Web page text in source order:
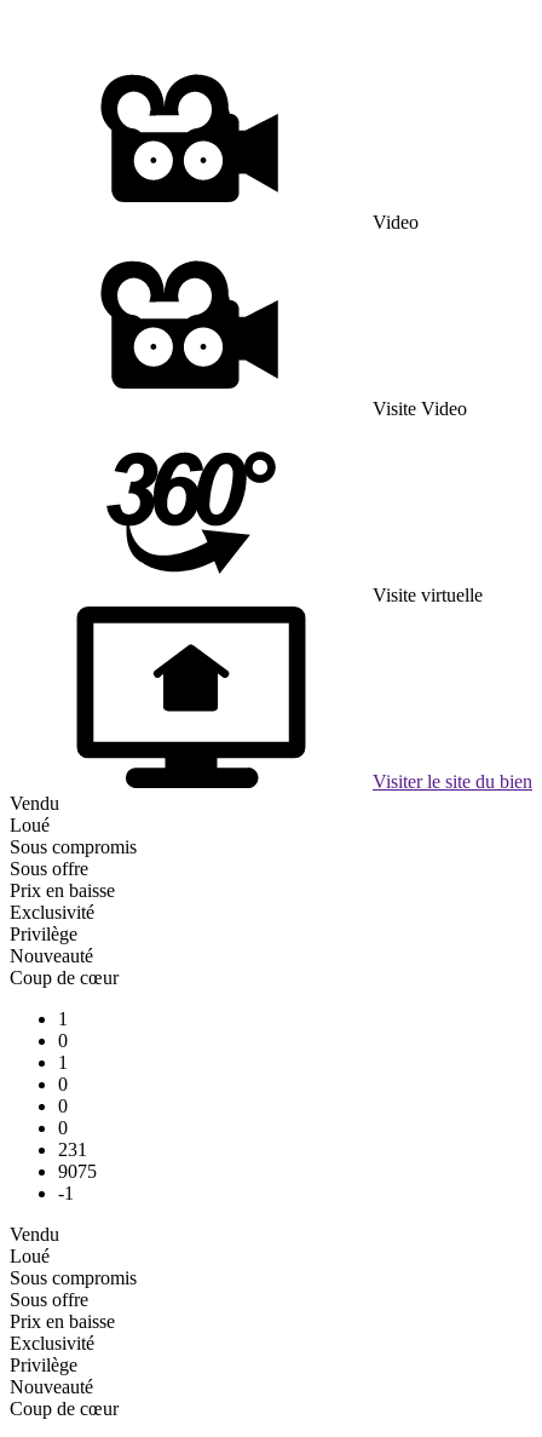
Video
Visite Video
Visite virtuelle
Visiter le site du bien
Vendu
Loué
Sous compromis
Sous offre
Prix en baisse
Exclusivité
Privilège
Nouveauté
Coup de cœur
1
0
1
0
0
0
231
9075
-1
Vendu
Loué
Sous compromis
Sous offre
Prix en baisse
Exclusivité
Privilège
Nouveauté
Coup de cœur